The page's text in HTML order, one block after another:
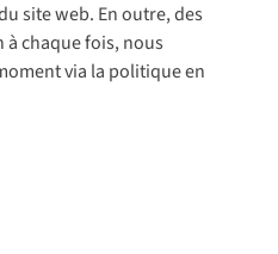
site web. En outre, des
à chaque fois, nous
via la politique en